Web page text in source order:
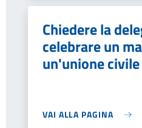
Chiedere la
celebrare un
un'unione civile
VAI ALLA PAGINA